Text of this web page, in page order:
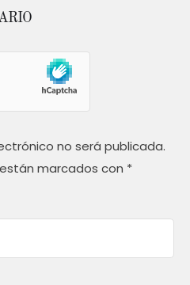
no será publicada.
marcados con *